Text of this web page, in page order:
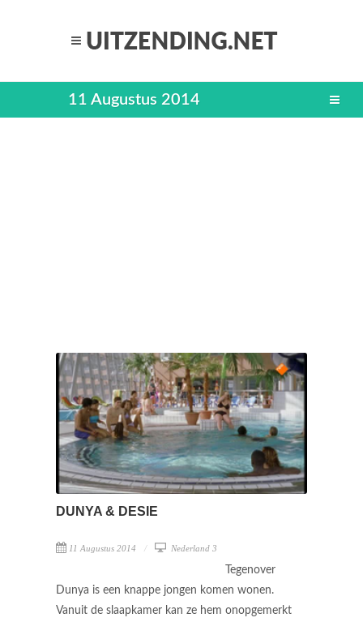
11 Augustus 2014
DUNYA & DESIE
11 Augustus 2014 Nederland 3
Tegenover
Dunya is een knappe jongen komen wonen.
Vanuit de slaapkamer kan ze hem onopgemerkt